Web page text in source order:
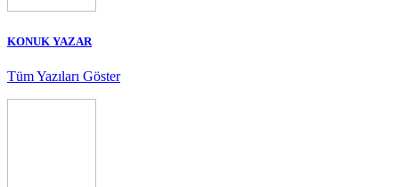
KONUK YAZAR
Tüm Yazıları Göster